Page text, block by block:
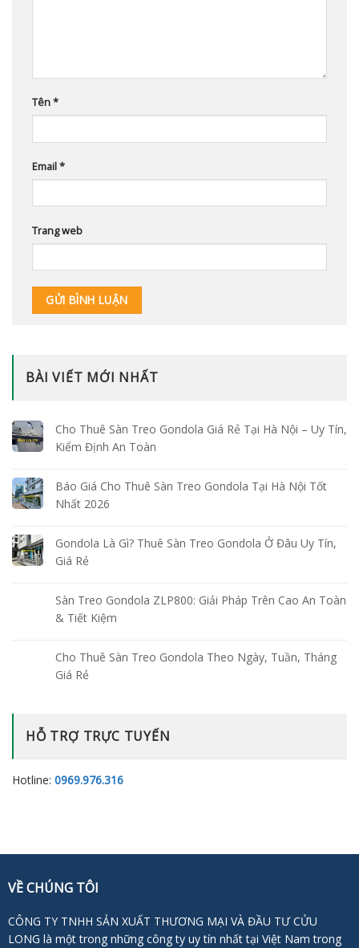
Tên*
Email*
Trang web
BÀI VIẾT MỚI NHẤT
Cho Thuê Sàn Treo Gondola Giá Rẻ Tại Hà Nội – Uy Tín,
Kiểm Định An Toàn
Báo Giá Cho Thuê Sàn Treo Gondola Tại Hà Nội Tốt
Nhất 2026
Gondola Là Gì? Thuê Sàn Treo Gondola Ở Đâu Uy Tín,
Giá Rẻ
Sàn Treo Gondola ZLP800: Giải Pháp Trên Cao An Toàn
& Tiết Kiệm
Cho Thuê Sàn Treo Gondola Theo Ngày, Tuần, Tháng
Giá Rẻ
HỖ TRỢ TRỰC TUYẾN
Hotline: 0969.976.316
VỀ CHÚNG TÔI
CÔNG TY TNHH SẢN XUẤT THƯƠNG MẠI VÀ ĐẦU TƯ CỬU
LONG là một trong những công ty uy tín nhất tại Việt Nam trong